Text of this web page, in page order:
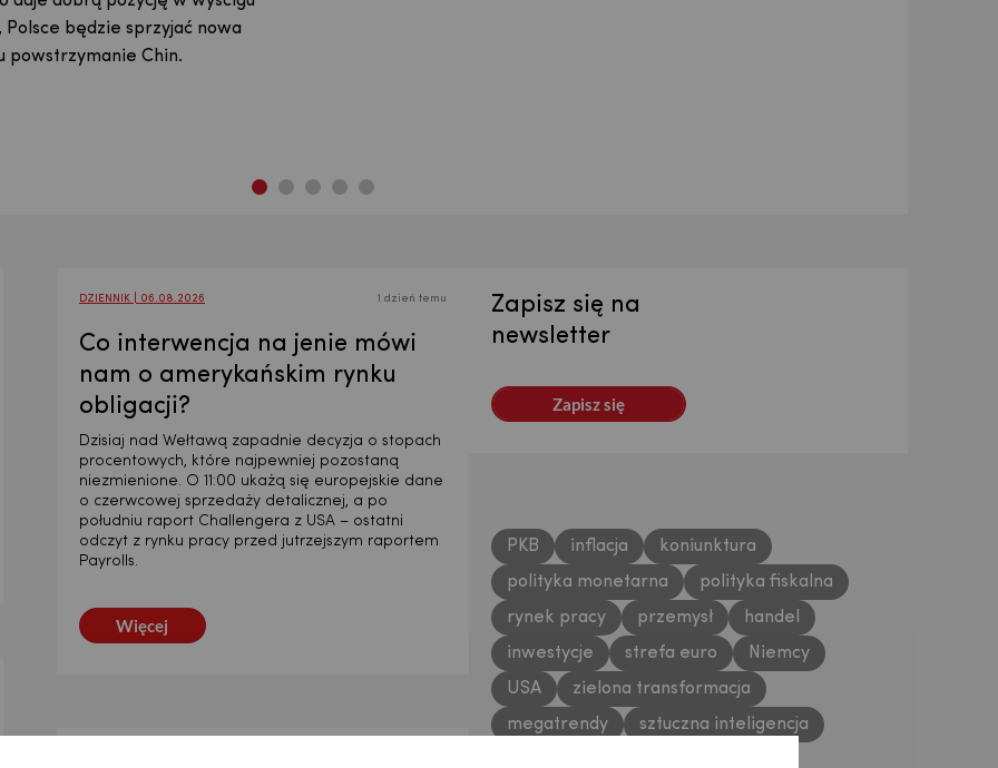
na „czwórkę”. Przedstawiamy
na lata 2025 i 2026.
będzie sprzyjać nowa
powstrzymanie Chin.
światowej gospodarki,
alternatywnego scenariusza.
na „czwórkę”. Przedstawiamy
na lata 2025 i 2026.
będzie sprzyjać nowa
powstrzymanie Chin.
DZIENNIK | 06.08.2026 1 dzień temu
Co interwencja na jenie mówi
nam o amerykańskim rynku
obligacji?
Dzisiaj nad Wełtawą zapadnie decyzja o stopach
procentowych, które najpewniej pozostaną
niezmienione. O 11:00 ukażą się europejskie dane
o czerwcowej sprzedaży detalicznej, a po
południu raport Challengera z USA – ostatni
odczyt z rynku pracy przed jutrzejszym raportem
Payrolls.
Więcej
Zapisz się na
newsletter
Zapisz się
PKB inflacja
koniunktura
polityka monetarna
polityka fiskalna
rynek pracy
przemysł
handel
inwestycje
strefa euro
Niemcy
USA
zielona transformacja
megatrendy
sztuczna inteligencja